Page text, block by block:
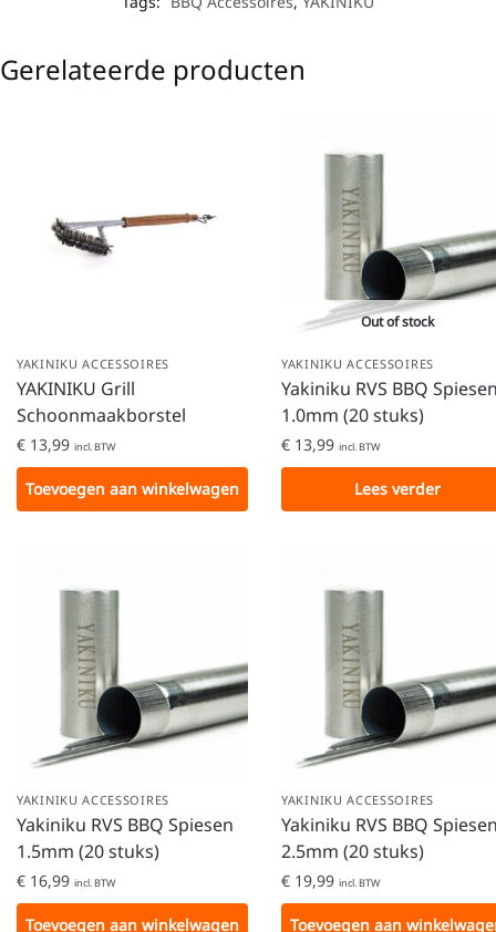
Gerelateerde producten
YAKINIKU ACCESSOIRES
YAKINIKU Grill
Schoonmaakborstel
€ 13,99 incl. BTW
Toevoegen aan winkelwagen
Out of stock
YAKINIKU ACCESSOIRES
Yakiniku RVS BBQ
1.0mm (20 stuks)
€ 13,99 incl. BTW
Lees verder
YAKINIKU ACCESSOIRES
Yakiniku RVS BBQ Spiesen
1.5mm (20 stuks)
€ 16,99 incl. BTW
Toevoegen aan winkelwagen
YAKINIKU ACCESSOIRES
Yakiniku RVS BBQ
2.5mm (20 stuks)
€ 19,99 incl. BTW
Toevoegen aan